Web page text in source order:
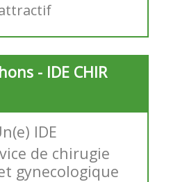
- IDE CHIR
IDE
de chirugie
gynecologique